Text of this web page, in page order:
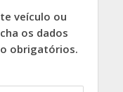
veículo ou
os dados
obrigatórios.